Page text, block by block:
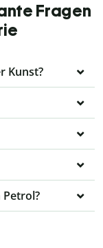
Fragen
Kunst?
Petrol?